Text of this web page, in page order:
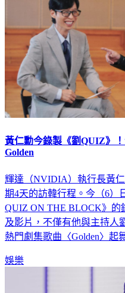
黃仁勳今錄製《劉QUIZ》
Golden
輝達（NVIDIA）執行長黃
期4天的訪韓行程。今（6）
QUIZ ON THE BLOCK》的
及影片，不僅有他與主持人
熱門劇集歌曲〈Golden〉起
娛樂